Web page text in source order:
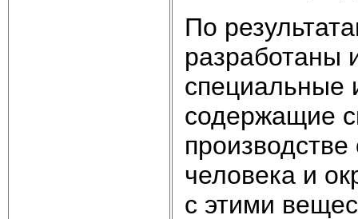
По
разработаны
содержащие
человека и
с этими